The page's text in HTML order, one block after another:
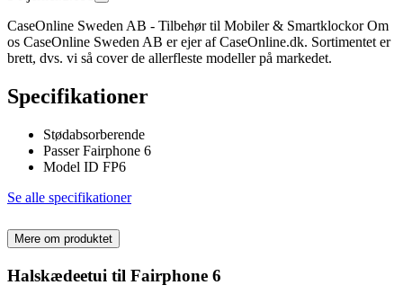
CaseOnline Sweden AB - Tilbehør til Mobiler & Smartklockor Om
os CaseOnline Sweden AB er ejer af CaseOnline.dk. Sortimentet er
brett, dvs. vi så cover de allerfleste modeller på markedet.
Specifikationer
Stødabsorberende
Passer Fairphone 6
Model ID FP6
Se alle specifikationer
Mere om produktet
Halskædeetui til Fairphone 6